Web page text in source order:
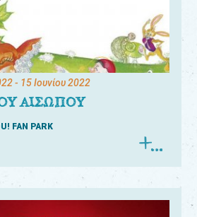
- 15 Ιουνίου 2022
ΑΙΣΩΠΟΥ
FAN PARK